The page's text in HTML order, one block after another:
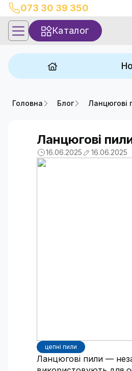
073 30 39 350
Каталог
Головна Блог Ланцюгові
Ланцюгові
16.06.2025 16.06.2025
цепні пили
Ланцюгові пили —